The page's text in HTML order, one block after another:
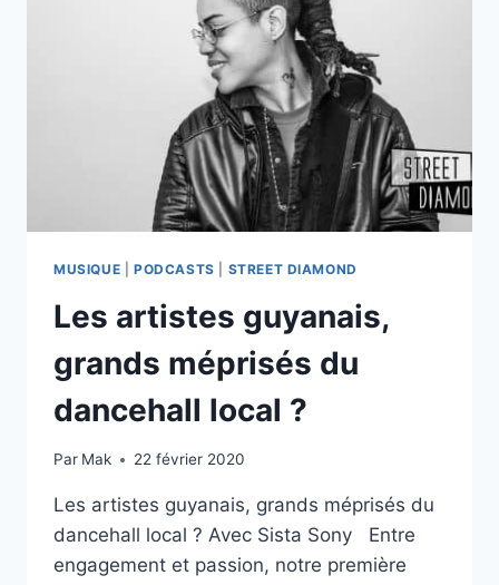
MUSIQUE PODCASTS STREET DIAMOND
Les artistes guyanais,
grands méprisés du
dancehall local ?
Par Mak 22 février 2020
Les artistes guyanais, grands méprisés du
dancehall local ? Avec Sista Sony Entre
engagement et passion, notre première